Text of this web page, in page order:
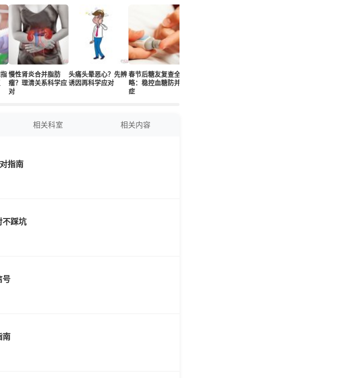
慢性肾炎合并脂肪
瘤？理清关系科学应
对
头痛头晕恶心？先辨
诱因再科学应对
春节后糖友复查全攻
略：稳控血糖防并发
症
相关科室 相关内容
指南
不踩坑
号
南